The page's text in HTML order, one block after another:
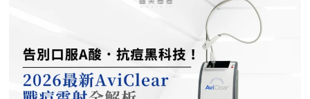
學與辰美學的理念不謀而合：我們不希望客戶變得不像自己，我們希望妳在
未來的日子裡，依然保有那份緊緻、透亮的彈力美感。妳不需要厚重的粉底
來遮蓋疲態，因為最美的底妝，就是妳健康的真皮層。如果妳也想體驗這種
「由內而外」的重塑感，歡迎來到辰美學，讓我們為妳量身定制專屬的逆齡
處方箋。「詳細內容請詳見辰美學官網」
個人體質而異） 值得一提的是，它不像音波拉提需要靠機器操作、產生熱
能導致術後紅腫，也不會像玻尿酸填充容易造成過度膨脹的人工感，而是像
「智慧型保養」，漸進式修復你的肌膚底層架構。哪些人適合做璞菲洛？
Profhilo不僅適合輕熟女族群，也非常適合希望改善整體膚況、延緩老化的
人。尤其推薦給以下族群： 面臨初老症狀者： 臉部、頸部或手部出現細
對的地方」。每個人的皮膚厚度、皮下脂肪分布、筋膜層（SMAS）的深
度，甚至是神經血管的走勢都完全不同。即便是在同一個人的臉上，左側與
右側的組織密度也存在差異。傳統的音波療程多半屬於「盲打」，醫師只能
憑藉經驗去推測深度，這就像是在迷霧中航行，風險與不穩定性自然較高。
1.1 精準醫療的「透視眼」最新的Ultherapy Prime 美國音波二代搭載了升
級版 DeepSEE® 即時影像技術。在施打的每一條能量時，我都能透過 2X 高
清螢幕清晰地看見病患當下的組織層級。這意味著： 避開神經與骨頭：大
幅降低因能量落點錯誤導致的劇痛或副作用。 精準鎖定 SMAS 筋膜層：確
保每一發熱凝結點都精確落在支撐輪廓的關鍵地基上。 即時監控探頭貼合
度：防止因貼合不全導致的表皮燙傷。二、 三種鬆弛型態：妳需要的是